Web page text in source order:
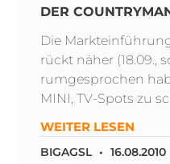
DER
Die
rückt näher (18.09.,
rumgesprochen
MINI, TV-Spots zu
WEITER LESEN
BIGAGSL 16.08.2010